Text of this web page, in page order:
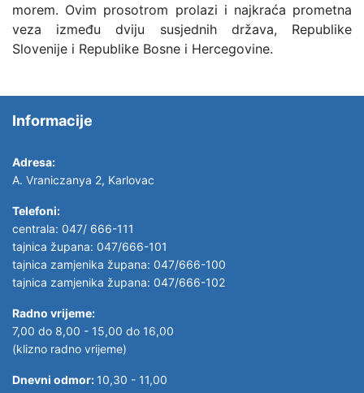
morem. Ovim prosotrom prolazi i najkraća prometna
veza između dviju susjednih država, Republike
Slovenije i Republike Bosne i Hercegovine.
Informacije
Adresa:
A. Vraniczanya 2, Karlovac
Telefoni:
centrala: 047/ 666-111
tajnica župana: 047/666-101
tajnica zamjenika župana: 047/666-100
tajnica zamjenika župana: 047/666-102
Radno vrijeme:
7,00 do 8,00 - 15,00 do 16,00
(klizno radno vrijeme)
Dnevni odmor: 10,30 - 11,00